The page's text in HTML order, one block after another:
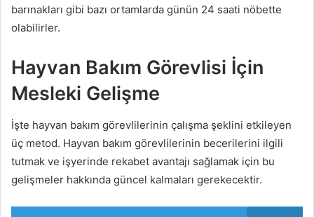
barınakları gibi bazı ortamlarda günün 24 saati nöbette
olabilirler.
Hayvan Bakım Görevlisi İçin
Mesleki Gelişme
İşte hayvan bakım görevlilerinin çalışma şeklini etkileyen
üç metod. Hayvan bakım görevlilerinin becerilerini ilgili
tutmak ve işyerinde rekabet avantajı sağlamak için bu
gelişmeler hakkında güncel kalmaları gerekecektir.